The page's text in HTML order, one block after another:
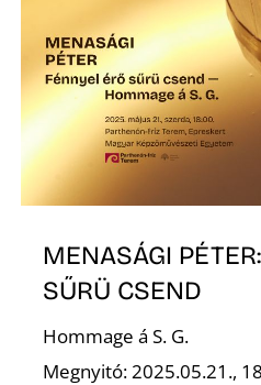
MENASÁGI
SŰRÜ CSEND
Hommage á S. G.
Megnyitó: 2025.05.21.,